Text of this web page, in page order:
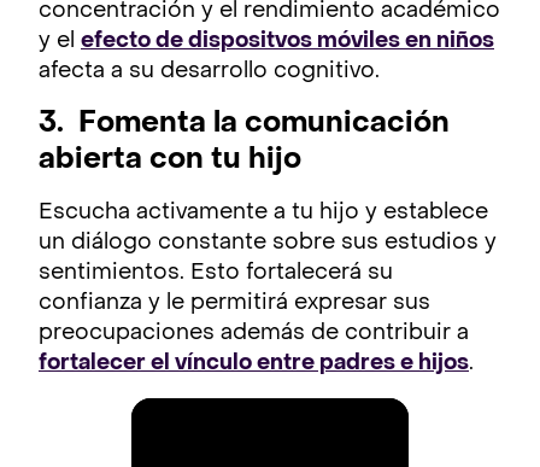
concentración y el rendimiento académico
y el efecto de dispositvos móviles en niños
afecta a su desarrollo cognitivo.
3. Fomenta la comunicación
abierta con tu hijo
Escucha activamente a tu hijo y establece
un diálogo constante sobre sus estudios y
sentimientos. Esto fortalecerá su
confianza y le permitirá expresar sus
preocupaciones además de contribuir a
fortalecer el vínculo entre padres e hijos.